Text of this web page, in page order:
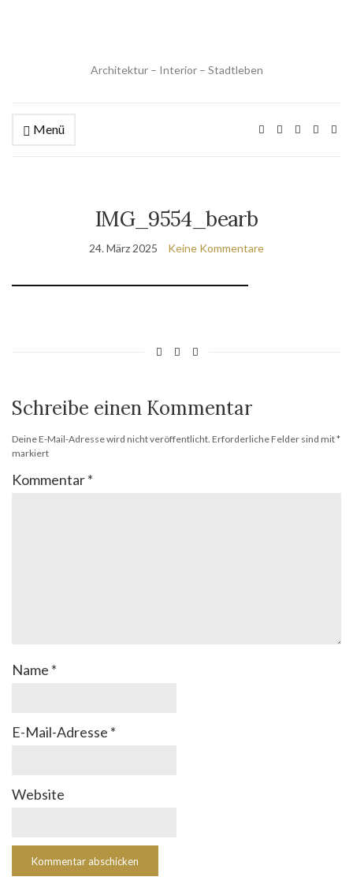
Architektur – Interior – Stadtleben
Menü
IMG_9554_bearb
24. März 2025 Keine Kommentare
Schreibe einen Kommentar
Deine E-Mail-Adresse wird nicht veröffentlicht. Erforderliche Felder sind mit*
markiert
Kommentar*
Name *
E-Mail-Adresse *
Website